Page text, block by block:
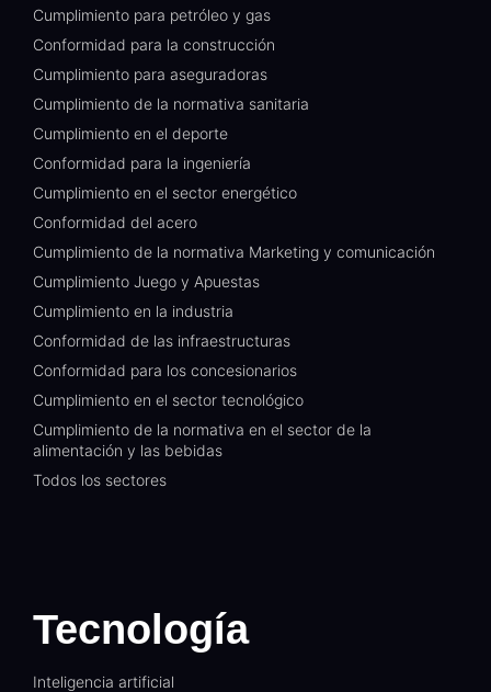
Cumplimiento para petróleo y gas
Conformidad para la construcción
Cumplimiento para aseguradoras
Cumplimiento de la normativa sanitaria
Cumplimiento en el deporte
Conformidad para la ingeniería
Cumplimiento en el sector energético
Conformidad del acero
Cumplimiento de la normativa Marketing y comunicación
Cumplimiento Juego y Apuestas
Cumplimiento en la industria
Conformidad de las infraestructuras
Conformidad para los concesionarios
Cumplimiento en el sector tecnológico
Cumplimiento de la normativa en el sector de la
alimentación y las bebidas
Todos los sectores
Tecnología
Inteligencia artificial